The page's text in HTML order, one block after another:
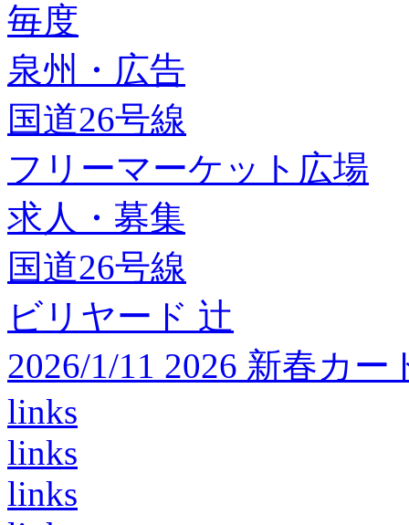
毎度
泉州・広告
国道26号線
フリーマーケット広場
求人・募集
国道26号線
ビリヤード 辻
2026/1/11 2026 新春カ
links
links
links